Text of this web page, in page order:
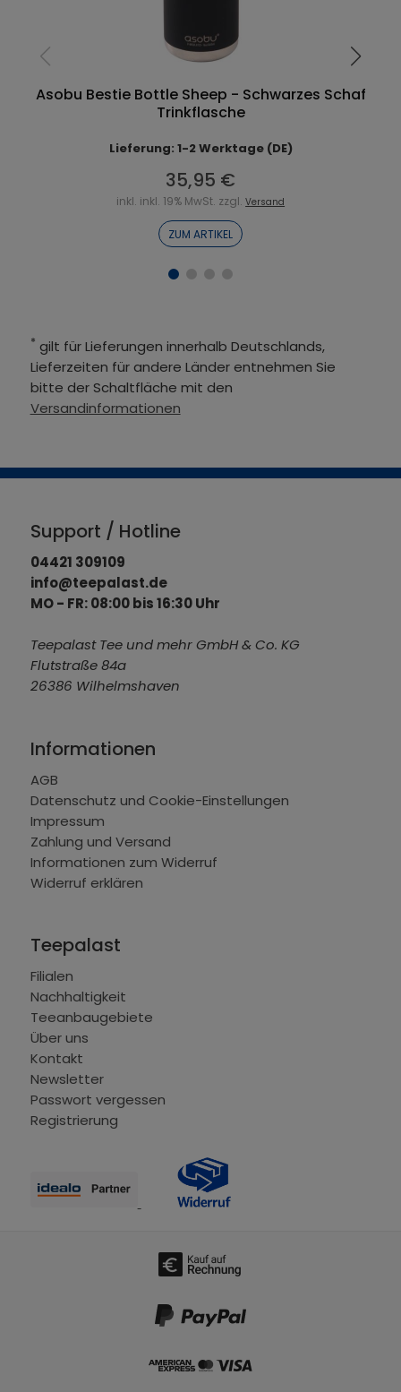
Asobu Bestie Bottle Sheep - Schwarzes Schaf
Trinkflasche
Lieferung: 1-2 Werktage (DE)
35,95 €
inkl. inkl. 19% MwSt. zzgl.Versand
ZUM ARTIKEL
* gilt für Lieferungen innerhalb Deutschlands,
Lieferzeiten für andere Länder entnehmen Sie
bitte der Schaltfläche mit den
Versandinformationen
Support / Hotline
04421 309109
info@teepalast.de
MO - FR: 08:00 bis 16:30 Uhr
Teepalast Tee und mehr GmbH & Co. KG
Flutstraße 84a
26386 Wilhelmshaven
Informationen
AGB
Datenschutz und Cookie-Einstellungen
Impressum
Zahlung und Versand
Informationen zum Widerruf
Widerruf erklären
Teepalast
Filialen
Nachhaltigkeit
Teeanbaugebiete
Über uns
Kontakt
Newsletter
Passwort vergessen
Registrierung